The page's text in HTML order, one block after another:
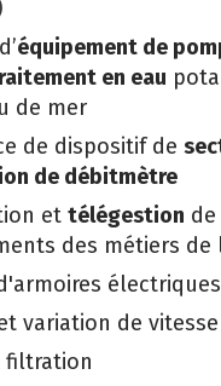
équipement de
en eau
de mer
de dispositif de
de débitmètre
et télégestion
des métiers de
électriques
variation de vitesse
filtration